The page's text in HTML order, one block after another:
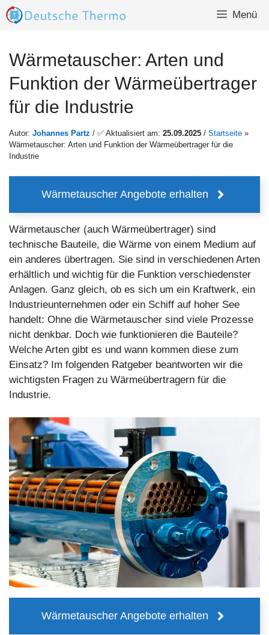
Zum
Inhalt
Menü
Wärmetauscher: Arten und
Funktion der Wärmeübertrager
für die Industrie
Autor: Johannes Partz / ✅ Aktualisiert am: 25.09.2025 / Startseite »
Wärmetauscher: Arten und Funktion der Wärmeübertrager für die
Industrie
Wärmetauscher Angebote erhalten
Wärmetauscher (auch Wärmeübertrager) sind
technische Bauteile, die Wärme von einem Medium auf
ein anderes übertragen. Sie sind in verschiedenen Arten
erhältlich und wichtig für die Funktion verschiedenster
Anlagen. Ganz gleich, ob es sich um ein Kraftwerk, ein
Industrieunternehmen oder ein Schiff auf hoher See
handelt: Ohne die Wärmetauscher sind viele Prozesse
nicht denkbar. Doch wie funktionieren die Bauteile?
Welche Arten gibt es und wann kommen diese zum
Einsatz? Im folgenden Ratgeber beantworten wir die
wichtigsten Fragen zu Wärmeübertragern für die
Industrie.
Wärmetauscher Angebote erhalten